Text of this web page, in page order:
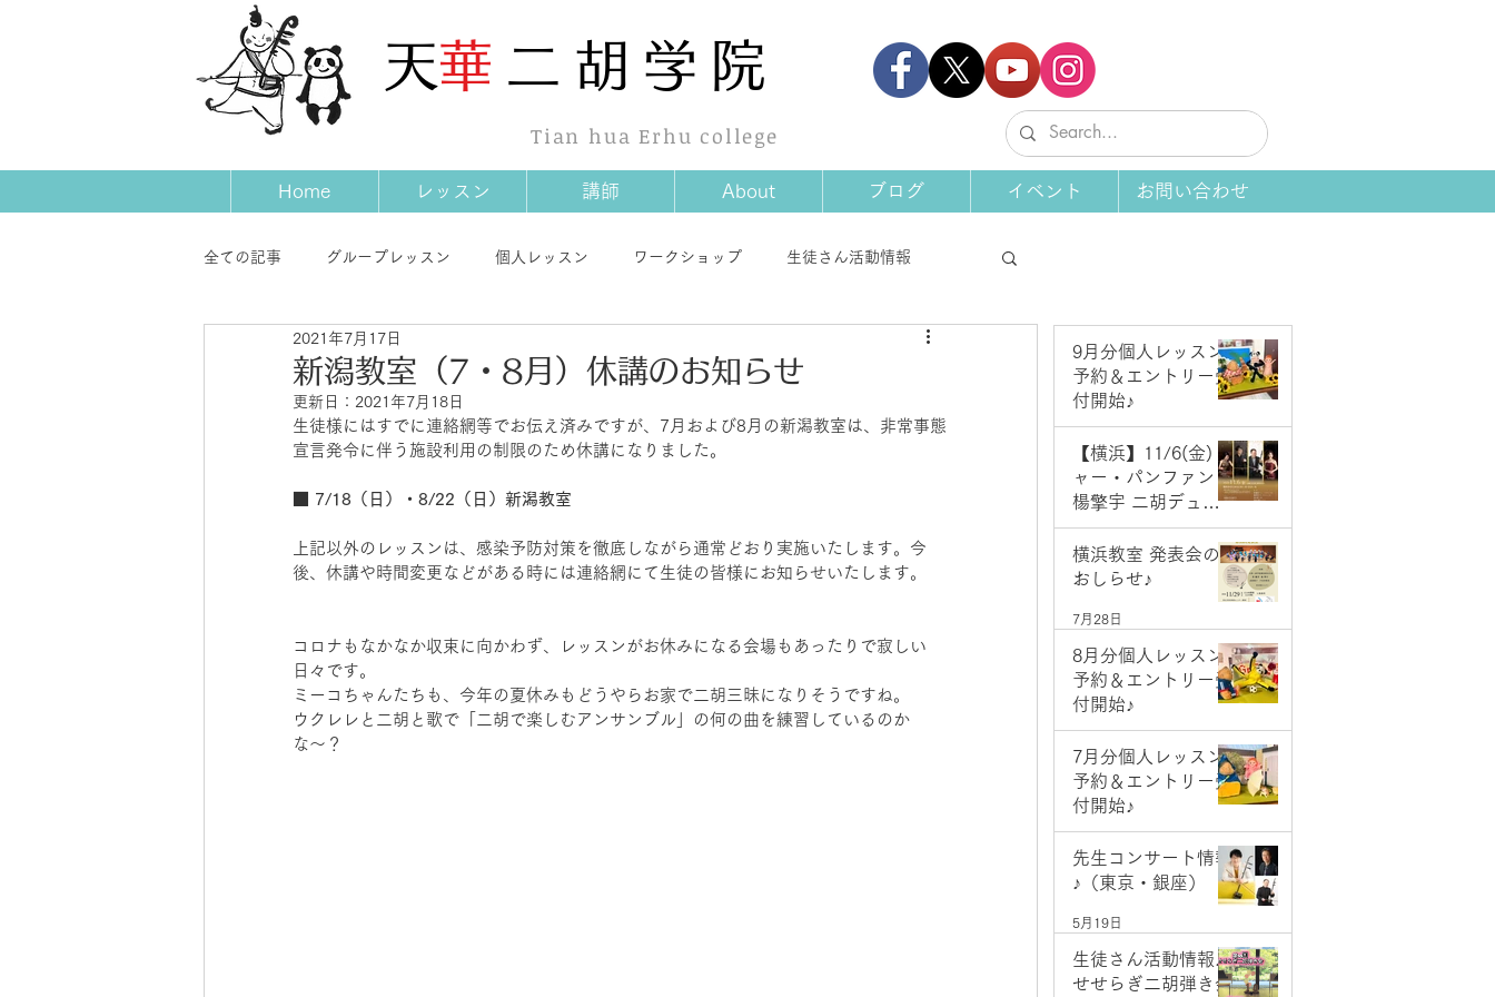
​天華 二胡学院
Tian hua Erhu college
Home レッスン 講師 About ブログ イベント お問い合わせ
全ての記事 グループレッスン 個人レッスン ワークショップ 生徒さん活動情報
発表会 コンサート
新潟教室（7・8月）休講のお知らせ
2021年7月17日
更新日： 2021年7月18日
生徒様にはすでに連絡網等でお伝え済みですが、7月および8月の新潟教室は、非常事態
宣言発令に伴う施設利用の制限のため休講になりました。
■ 7/18（日）・8/22（日）新潟教室
上記以外のレッスンは、感染予防対策を徹底しながら通常どおり実施いたします。今
後、休講や時間変更などがある時には連絡網にて生徒の皆様にお知らせいたします。
コロナもなかなか収束に向かわず、レッスンがお休みになる会場もあったりで寂しい
日々です。
ミーコちゃんたちも、今年の夏休みもどうやらお家で二胡三昧になりそうですね。
ウクレレと二胡と歌で「二胡で楽しむアンサンブル」の何の曲を練習しているのか
な〜？
9月分個人レッスン
予約＆エントリー受
付開始♪
【横浜】11/6(金) ジ
ャー・パンファン＆
楊擎宇 二胡デュオ
コンサート
横浜教室 発表会の
おしらせ♪
7月28日
8月分個人レッスン
予約＆エントリー受
付開始♪
7月分個人レッスン
予約＆エントリー受
付開始♪
先生コンサート情報
♪（東京・銀座）
5月19日
生徒さん活動情報♪
せせらぎ二胡弾き会